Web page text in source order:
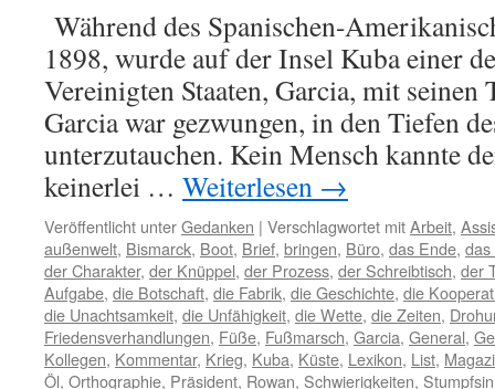
Während des Spanischen-
1898, wurde auf der Insel Kuba einer
Vereinigten Staaten, Garcia, mit
Garcia war gezwungen, in den Tiefen
unterzutauchen. Kein Mensch kannte
keinerlei … Weiterlesen →
Veröffentlicht unterGedanken | Verschlagwortet mitArbeit,
außenwelt, Bismarck, Boot, Brief, bringen, Büro, das Ende, das
der Charakter, der Knüppel, der Prozess, der Schreibtisch, der
Aufgabe, die Botschaft, die Fabrik, die Geschichte, die
die Unachtsamkeit, die Unfähigkeit, die Wette, die Zeiten,
Friedensverhandlungen, Füße, Fußmarsch, Garcia, General,
Kollegen, Kommentar, Krieg, Kuba, Küste, Lexikon, List,
Öl, Orthographie, Präsident, Rowan, Schwierigkeiten,